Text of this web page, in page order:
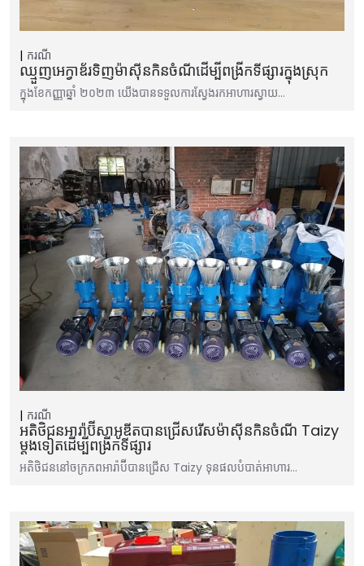
ករណី
ឈ្មួញអេក្វាឌ័រទិញម៉ាស៊ីនកិនចំណីដើម្បីពង្រីកទីផ្សារក្នុងស្រុក
ក្នុងខែកញ្ញាឆ្នាំ ២០២៣ យើងបានទទួលការស្វែងរកអាហារស្វាយ…
ករណី
អតិថិជនអារ៉ាប៊ីសាអូឌីតបានជ្រើសរើសម៉ាស៊ីនកិនចំណី Taizy
ម្តងទៀតដើម្បីពង្រីកទីផ្សារ
អតិថិជននៅចក្រភពអារ៉ាប៊ីបានជ្រើស Taizy ទុនផលបំបាត់អាហារ…